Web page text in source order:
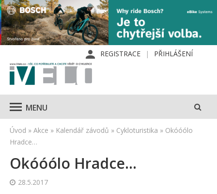
REGISTRACE PŘIHLÁŠENÍ
MENU
Úvod » Akce » Kalendář závodů » Cykloturistika » Okóóólo
Hradce…
Okóóólo Hradce…
28.5.2017